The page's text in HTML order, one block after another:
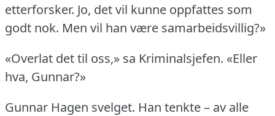
etterforsker. Jo, det vil kunne oppfattes som
godt nok. Men vil han være samarbeidsvillig?»
«Overlat det til oss,» sa Kriminalsjefen. «Eller
hva, Gunnar?»
Gunnar Hagen svelget. Han tenkte – av alle